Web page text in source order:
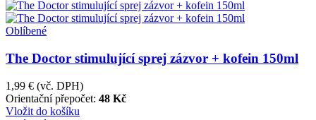
Oblíbené
The Doctor stimulující sprej zázvor + kofein 150ml
1,99 € (vč. DPH)
Orientační přepočet: 48 Kč
Vložit do košíku